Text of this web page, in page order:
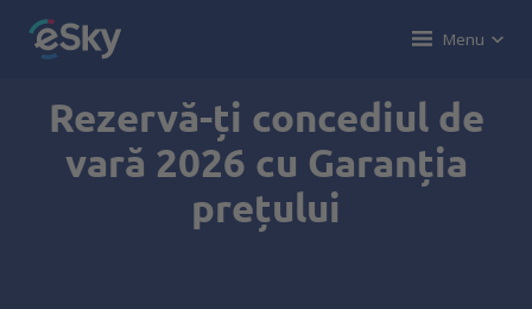
Menu
Rezervă-ți concediul de
vară 2026 cu Garanția
prețului